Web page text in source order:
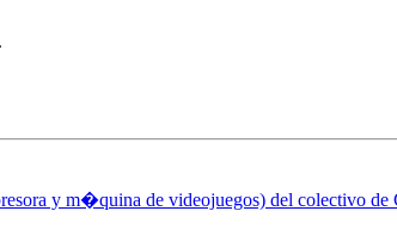
y m�quina de videojuegos) del colectivo de